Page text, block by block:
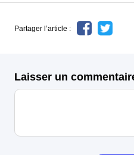
Partager l’article :
Laisser un